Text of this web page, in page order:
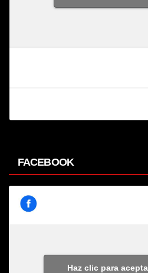
FACEBOOK
Haz clic para